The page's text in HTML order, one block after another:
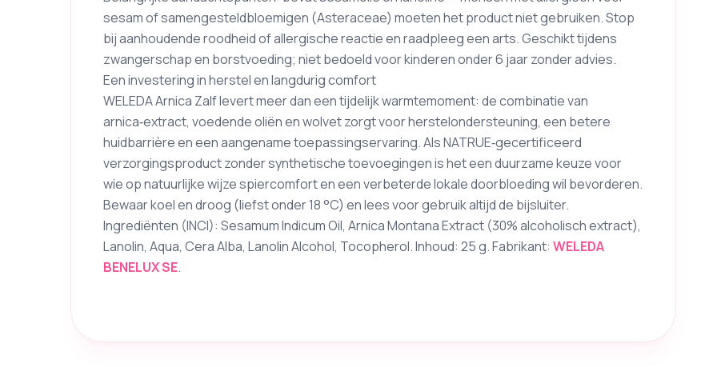
sesam of samengesteldbloemigen (Asteraceae) moeten het product niet gebruiken. Stop
bij aanhoudende roodheid of allergische reactie en raadpleeg een arts. Geschikt tijdens
zwangerschap en borstvoeding; niet bedoeld voor kinderen onder 6 jaar zonder advies.
Een investering in herstel en langdurig comfort
WELEDA Arnica Zalf levert meer dan een tijdelijk warmtemoment: de combinatie van
arnica‑extract, voedende oliën en wolvet zorgt voor herstelondersteuning, een betere
huidbarrière en een aangename toepassingservaring. Als NATRUE‑gecertificeerd
verzorgingsproduct zonder synthetische toevoegingen is het een duurzame keuze voor
wie op natuurlijke wijze spiercomfort en een verbeterde lokale doorbloeding wil bevorderen.
Bewaar koel en droog (liefst onder 18 °C) en lees voor gebruik altijd de bijsluiter.
Ingrediënten (INCI): Sesamum Indicum Oil, Arnica Montana Extract (30% alcoholisch extract),
Lanolin, Aqua, Cera Alba, Lanolin Alcohol, Tocopherol. Inhoud: 25 g. Fabrikant: WELEDA
BENELUX SE.